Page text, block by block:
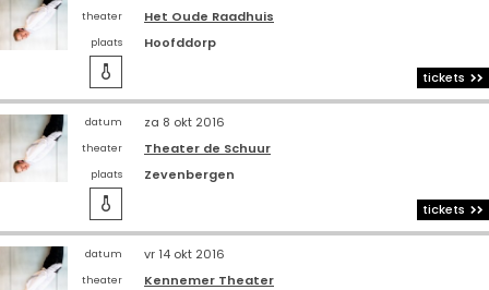
theater Het Oude Raadhuis
plaats Hoofddorp
 tickets
datum za 8 okt 2016
theater Theater de Schuur
plaats Zevenbergen
 tickets
datum vr 14 okt 2016
theater Kennemer Theater